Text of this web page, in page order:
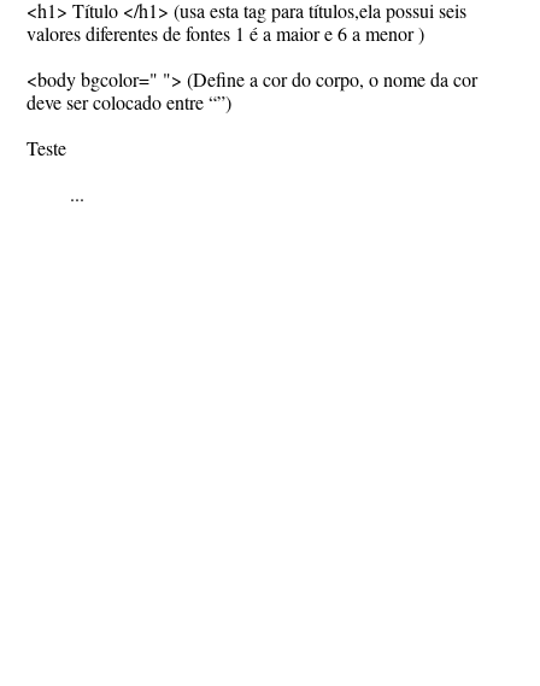
<h1> Título </h1> (usa esta tag para títulos,ela possui seis
valores diferentes de fontes 1 é a maior e 6 a menor )
<body bgcolor=" "> (Define a cor do corpo, o nome da cor
deve ser colocado entre “”)
Teste
...